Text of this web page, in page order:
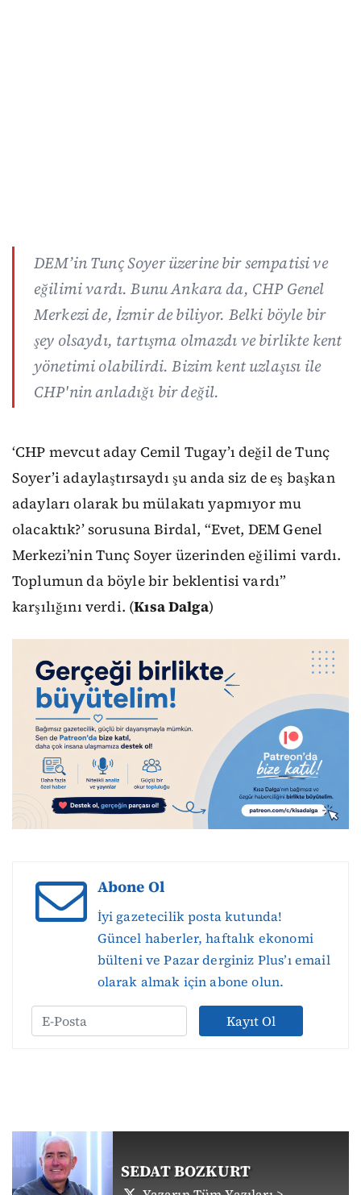
DEM’in Tunç Soyer üzerine bir sempatisi ve
eğilimi vardı. Bunu Ankara da, CHP Genel
Merkezi de, İzmir de biliyor. Belki böyle bir
şey olsaydı, tartışma olmazdı ve birlikte kent
yönetimi olabilirdi. Bizim kent uzlaşısı ile
CHP'nin anladığı bir değil.
‘CHP mevcut aday Cemil Tugay’ı değil de Tunç
Soyer’i adaylaştırsaydı şu anda siz de eş başkan
adayları olarak bu mülakatı yapmıyor mu
olacaktık?’ sorusuna Birdal, “Evet, DEM Genel
Merkezi’nin Tunç Soyer üzerinden eğilimi vardı.
Toplumun da böyle bir beklentisi vardı”
karşılığını verdi. (Kısa Dalga)
Abone Ol
İyi gazetecilik posta kutunda!
Güncel haberler, haftalık ekonomi
bülteni ve Pazar derginiz Plus’ı email
olarak almak için abone olun.
Kayıt Ol
SEDAT BOZKURT